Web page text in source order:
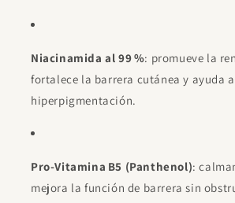
Niacinamida al 99 %: promueve la
fortalece la barrera cutánea y ayuda
hiperpigmentación.
Pro‑Vitamina B5 (Panthenol):
mejora la función de barrera sin